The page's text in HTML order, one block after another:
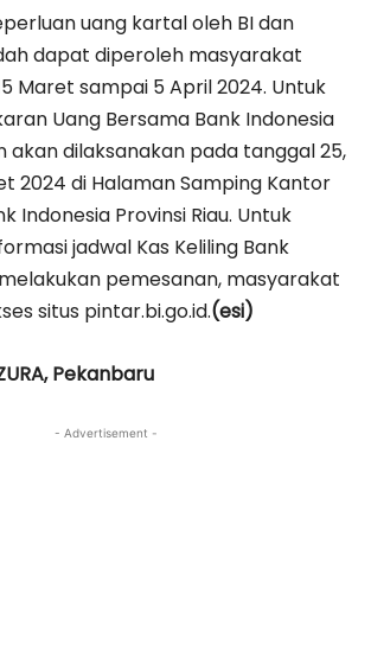
uang kartal oleh BI dan
dapat diperoleh masyarakat
Maret sampai 5 April 2024. Untuk
Uang Bersama Bank Indonesia
akan dilaksanakan pada tanggal 25,
2024 di Halaman Samping Kantor
Indonesia Provinsi Riau. Untuk
jadwal Kas Keliling Bank
pemesanan, masyarakat
situs pintar.bi.go.id.(esi)
Pekanbaru
- Advertisement -